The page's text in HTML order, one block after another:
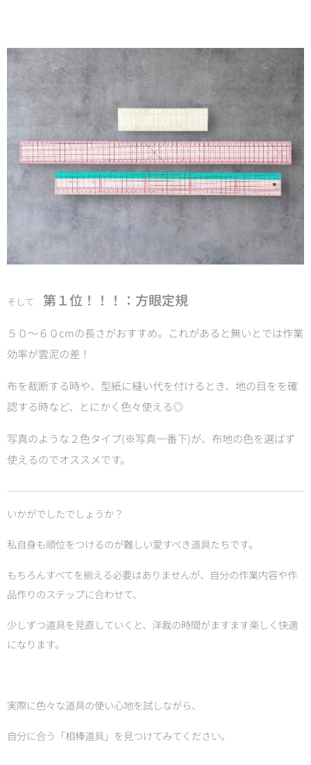
そして 第１位！！！：方眼定規
５０～６０cmの長さがおすすめ。これがあると無いとでは作業
効率が雲泥の差！
布を裁断する時や、型紙に縫い代を付けるとき、地の目をを確
認する時など、とにかく色々使える◎
写真のような２色タイプ(※写真一番下)が、布地の色を選ばず
使えるのでオススメです。
いかがでしたでしょうか？
私自身も順位をつけるのが難しい愛すべき道具たちです。
もちろんすべてを揃える必要はありませんが、自分の作業内容や作
品作りのステップに合わせて、
少しずつ道具を見直していくと、洋裁の時間がますます楽しく快適
になります。
実際に色々な道具の使い心地を試しながら、
自分に合う「相棒道具」を見つけてみてください。